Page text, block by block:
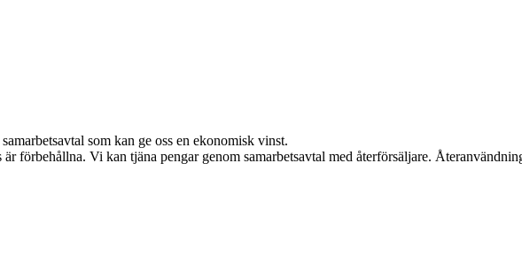
som kan ge oss en ekonomisk vinst.
förbehållna. Vi kan tjäna pengar genom samarbetsavtal med återförsäljare.